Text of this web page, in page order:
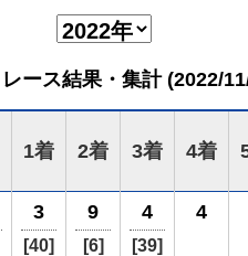
レース結果・集計 (2022/
1着 2着 3着 4着
3
[40]
9
[6]
4
[39]
4